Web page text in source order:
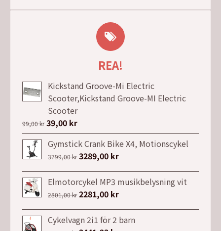
REA!
Kickstand Groove-Mi Electric
Scooter,Kickstand Groove-MI Electric
Scooter
99,00kr Det
ursprungliga
priset
var:
99,00 kr.
39,00 krDet
nuvarande
priset
är:
39,00 kr.
Gymstick Crank Bike X4, Motionscykel
3799,00kr Det
ursprungliga
priset
var:
3289,00 krDet
nuvarande
priset
är:
Elmotorcykel MP3 musikbelysning vit
2801,00kr Det
ursprungliga
priset
2281,00 krDet
nuvarande
priset
Cykelvagn 2i1 för 2 barn